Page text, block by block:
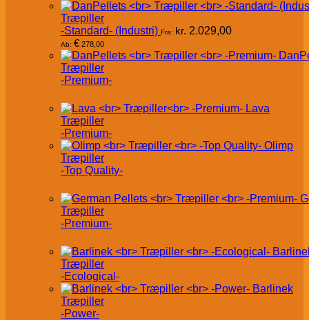
Træpiller
-Standard- (Industri) Fra: kr. 2.029,00
Ab: € 278,00
Træpiller
-Premium-
Lava
Træpiller
-Premium-
Olimp
Træpiller
-Top Quality-
Træpiller
-Premium-
Træpiller
-Ecological-
Barlinek
Træpiller
-Power-